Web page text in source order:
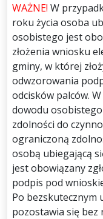
WAŻNE! W
roku życia osoba
osobistego jest
złożenia wniosku
gminy, w której
odwzorowania
odcisków palców.
dowodu
zdolności do
ograniczoną
osobą ubiegającą
jest obowiązany
podpis pod
Po bezskutecznym
pozostawia się bez